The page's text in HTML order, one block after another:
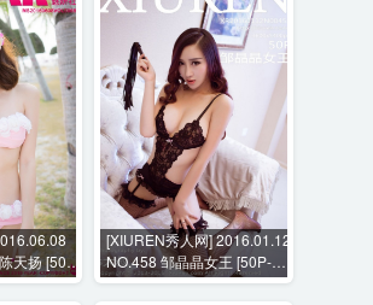
天扬 [50P-
[XIUREN秀人网] 2016.01.12
NO.458 邹晶晶女王 [50P-
127MB]